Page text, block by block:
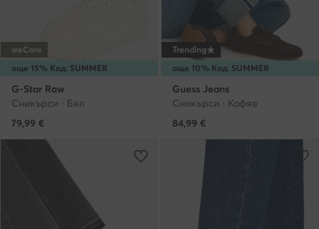
още 15% Код: SUMMER
weCare
G-Star Raw
Сникърси · Бял
79,99 €
още 10% Код: SUMMER
Trending
Guess Jeans
Сникърси · Кафяв
84,99 €